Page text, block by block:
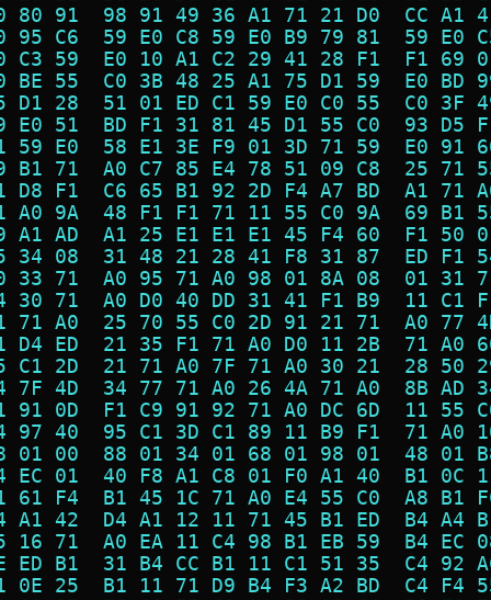
80 91  98 91 49 36 A1 71 21 D0  CC
95 C6  59 E0 C8 59 E0 B9 79 81  59
C3 59  E0 10 A1 C2 29 41 28 F1  F1
BE 55  C0 3B 48 25 A1 75 D1 59  E0
D1 28  51 01 ED C1 59 E0 C0 55  C0
E0 51  BD F1 31 81 45 D1 55 C0  93
59 E0  58 E1 3E F9 01 3D 71 59  E0
B1 71  A0 C7 85 E4 78 51 09 C8  25
D8 F1  C6 65 B1 92 2D F4 A7 BD  A1
A0 9A  48 F1 F1 71 11 55 C0 9A  69
A1 AD  A1 25 E1 E1 E1 45 F4 60  F1
34 08  31 48 21 28 41 F8 31 87  ED
33 71  A0 95 71 A0 98 01 8A 08  01
30 71  A0 D0 40 DD 31 41 F1 B9  11
71 A0  25 70 55 C0 2D 91 21 71  A0
D4 ED  21 35 F1 71 A0 D0 11 2B  71
C1 2D  21 71 A0 7F 71 A0 30 21  28
7F 4D  34 77 71 A0 26 4A 71 A0  8B
91 0D  F1 C9 91 92 71 A0 DC 6D  11
97 40  95 C1 3D C1 89 11 B9 F1  71
01 00  88 01 34 01 68 01 98 01  48
EC 01  40 F8 A1 C8 01 F0 A1 40  B1
61 F4  B1 45 1C 71 A0 E4 55 C0  A8
A1 42  D4 A1 12 11 71 45 B1 ED  B4
16 71  A0 EA 11 C4 98 B1 EB 59  B4
ED B1  31 B4 CC B1 11 C1 51 35  C4
0E 25  B1 11 71 D9 B4 F3 A2 BD  C4